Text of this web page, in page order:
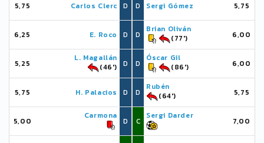
5,75 Carlos Clerc D
6,25 E. Roco D
5,25
L. Magallán
(46')
D
5,75 H. Palacios D
5,00
Carmona
D
D Sergi Gómez 5,75
D
Brian Oliván
(77')
6,00
D
Óscar Gil
(86')
6,00
D
Rubén
(64')
5,75
C
Sergi Darder
7,00